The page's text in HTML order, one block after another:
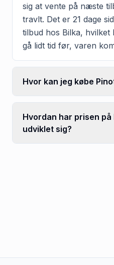
sig at vente på næste
travlt. Det er 21 dage
tilbud hos Bilka,
gå lidt tid før, varen
Hvor kan jeg købe
Hvordan har prisen på
udviklet sig?